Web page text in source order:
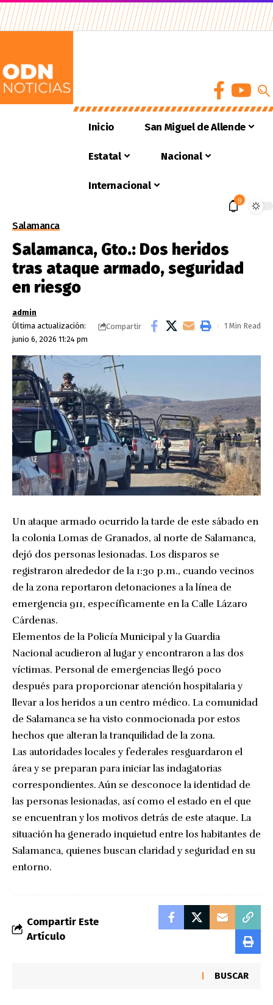
Inicio San Miguel de Allende
Estatal Nacional
Internacional
9
Salamanca
Salamanca, Gto.: Dos heridos
tras ataque armado, seguridad
en riesgo
Última actualización:
junio 6, 2026 11:24 pm
admin
Compartir
1 Min Read
Un ataque armado ocurrido la tarde de este sábado en
la colonia Lomas de Granados, al norte de Salamanca,
dejó dos personas lesionadas. Los disparos se
registraron alrededor de la 1:30 p.m., cuando vecinos
de la zona reportaron detonaciones a la línea de
emergencia 911, específicamente en la Calle Lázaro
Cárdenas.
Elementos de la Policía Municipal y la Guardia
Nacional acudieron al lugar y encontraron a las dos
víctimas. Personal de emergencias llegó poco
después para proporcionar atención hospitalaria y
llevar a los heridos a un centro médico. La comunidad
de Salamanca se ha visto conmocionada por estos
hechos que alteran la tranquilidad de la zona.
Las autoridades locales y federales resguardaron el
área y se preparan para iniciar las indagatorias
correspondientes. Aún se desconoce la identidad de
las personas lesionadas, así como el estado en el que
se encuentran y los motivos detrás de este ataque. La
situación ha generado inquietud entre los habitantes de
Salamanca, quienes buscan claridad y seguridad en su
entorno.
Compartir Este
Artículo
BUSCAR